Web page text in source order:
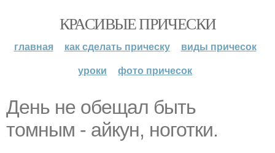
КРАСИВЫЕ ПРИЧЕСКИ
главная как сделать прическу
виды причесок
уроки
фото причесок
День не обещал быть
томным - айкун, ноготки.